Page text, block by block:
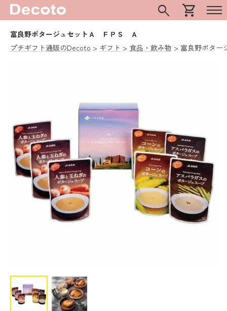
search shopping_cart
富良野ポタージュセットＡ ＦＰＳ Ａ
プチギフト通販のDecoto
ギフト 食品・飲み物 富良野ポタ